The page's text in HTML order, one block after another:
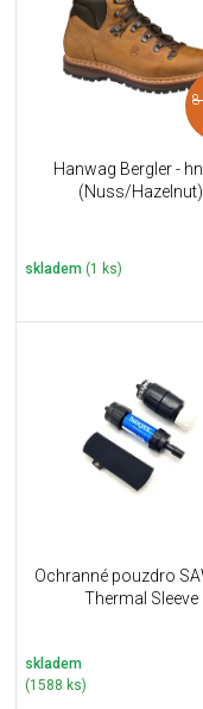
8
Hanwag Bergler -
(Nuss/Hazelnut)
skladem (1 ks)
Ochranné pouzdro
Thermal Sleeve
skladem
(1588 ks)